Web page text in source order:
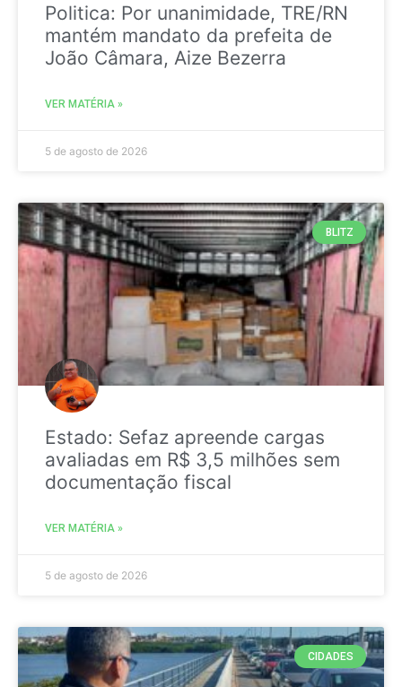
Politica: Por unanimidade, TRE/RN
mantém mandato da prefeita de
João Câmara, Aize Bezerra
VER MATÉRIA »
5 de agosto de 2026
BLITZ
Estado: Sefaz apreende cargas
avaliadas em R$ 3,5 milhões sem
documentação fiscal
VER MATÉRIA »
5 de agosto de 2026
CIDADES